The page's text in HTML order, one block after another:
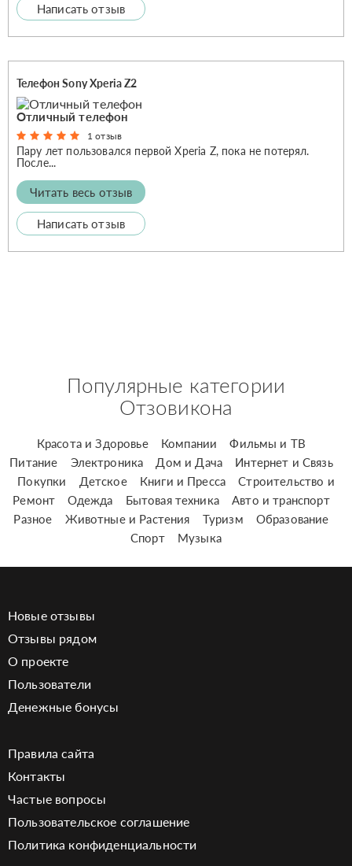
Написать отзыв
Телефон Sony Xperia Z2
Отличный телефон
1 отзыв
Пару лет пользовался первой Xperia Z, пока не потерял.
После...
Читать весь отзыв
Написать отзыв
Популярные категории
Отзовикона
Красота и Здоровье Компании
Фильмы и ТВ
Питание
Электроника Дом и Дача
Интернет и Связь
Покупки
Детское Книги и Пресса
Строительство и
Ремонт
Одежда Бытовая техника
Авто и транспорт
Разное
Животные и Растения Туризм
Образование
Спорт
Музыка
Новые отзывы
Отзывы рядом
О проекте
Пользователи
Денежные бонусы
Правила сайта
Контакты
Частые вопросы
Пользовательское соглашение
Политика конфиденциальности